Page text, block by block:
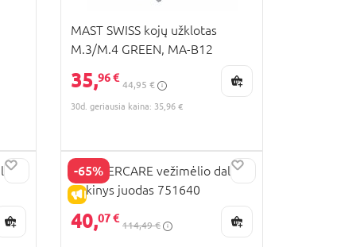
MAST SWISS kojų užklotas
M.3/M.4 GREEN, MA-B12
35,96 €
44,95 €
30d. geriausia kaina: 35,96 €
-65%
IŠPARDAVIMAS
MOTHERCARE vežimėlio dalių
rinkinys juodas 751640
40,07 €
114,49 €